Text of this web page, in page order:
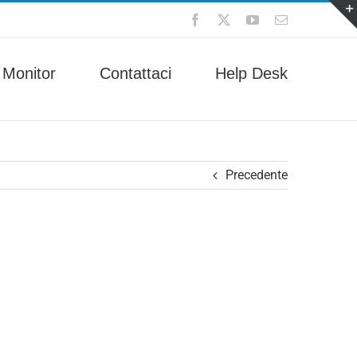
Facebook YouTubeEmail
Contattaci Help Desk
Precedente